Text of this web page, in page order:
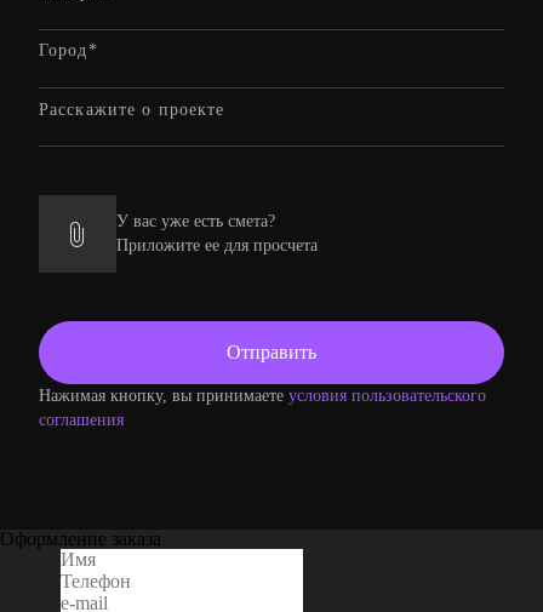
У вас уже есть смета?
Приложите ее для просчета
Нажимая кнопку, вы принимаете условия пользовательского
соглашения
Оформление заказа